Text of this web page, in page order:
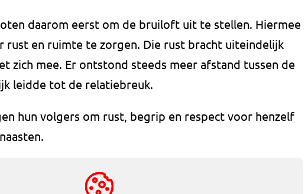
daarom eerst om de bruiloft uit te stellen. Hiermee
rust en ruimte te zorgen. Die rust bracht uiteindelijk
zich mee. Er ontstond steeds meer afstand tussen de
leidde tot de relatiebreuk.
hun volgers om rust, begrip en respect voor henzelf